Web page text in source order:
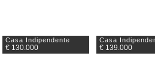
Casa Indipendente
€ 130.000
Casa
€ 139.000